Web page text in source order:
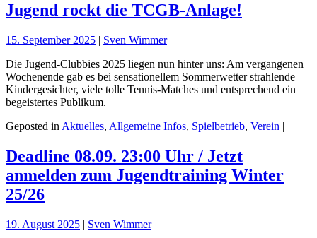
Jugend rockt die TCGB-Anlage!
15. September 2025 | Sven Wimmer
Die Jugend-Clubbies 2025 liegen nun hinter uns: Am vergangenen
Wochenende gab es bei sensationellem Sommerwetter strahlende
Kindergesichter, viele tolle Tennis-Matches und entsprechend ein
begeistertes Publikum.
Geposted in Aktuelles, Allgemeine Infos, Spielbetrieb, Verein |
Deadline 08.09. 23:00 Uhr / Jetzt
anmelden zum Jugendtraining Winter
25/26
19. August 2025 | Sven Wimmer